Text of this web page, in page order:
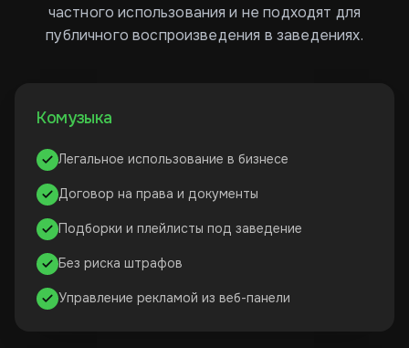
частного использования и не подходят для
публичного воспроизведения в заведениях.
Комузыка
Легальное использование в бизнесе
Договор на права и документы
Подборки и плейлисты под заведение
Без риска штрафов
Управление рекламой из веб-панели